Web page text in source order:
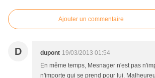
Ajouter un commentaire
D dupont 19/03/2013 01:54
En même temps, Mesnager n'est pas
n'importe qui se prend pour lui.